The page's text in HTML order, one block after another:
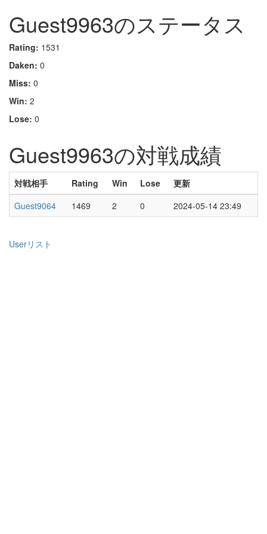
Guest9963のステータス
Rating: 1531
Daken: 0
Miss: 0
Win: 2
Lose: 0
Guest9963の対戦成績
対戦相手 Rating Win Lose
更新
Guest9064
1469 2 0 2024-05-14 23:49
Userリスト